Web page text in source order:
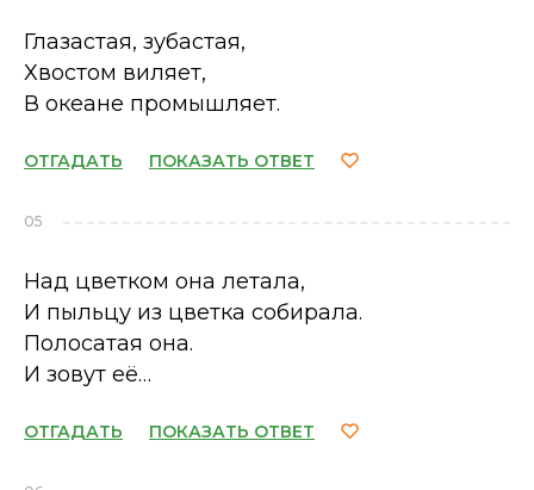
Глазастая, зубастая,
Хвостом виляет,
В океане промышляет.
ОТГАДАТЬ ПОКАЗАТЬ ОТВЕТ
05
Над цветком она летала,
И пыльцу из цветка собирала.
Полосатая она.
И зовут её…
ОТГАДАТЬ ПОКАЗАТЬ ОТВЕТ